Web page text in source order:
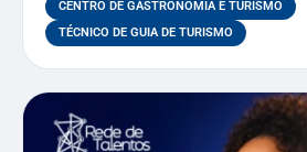
CENTRO DE GASTRONOMIA E TURISMO
TÉCNICO DE GUIA DE TURISMO